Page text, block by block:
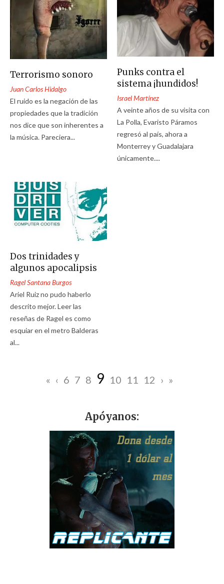
Terrorismo sonoro
Juan Carlos Hidalgo
El ruido es la negación de las
propiedades que la tradición
nos dice que son inherentes a
la música. Pareciera...
Punks contra el
sistema ¡hundidos!
Israel Martínez
A veinte años de su visita con
La Polla, Evaristo Páramos
regresó al país, ahora a
Monterrey y Guadalajara
únicamente....
Dos trinidades y
algunos apocalipsis
Ragel Santana Burgos
Ariel Ruiz no pudo haberlo
descrito mejor. Leer las
reseñas de Ragel es como
esquiar en el metro Balderas
al...
« ‹ 6 7 8 9 10 11 12 › »
Apóyanos: